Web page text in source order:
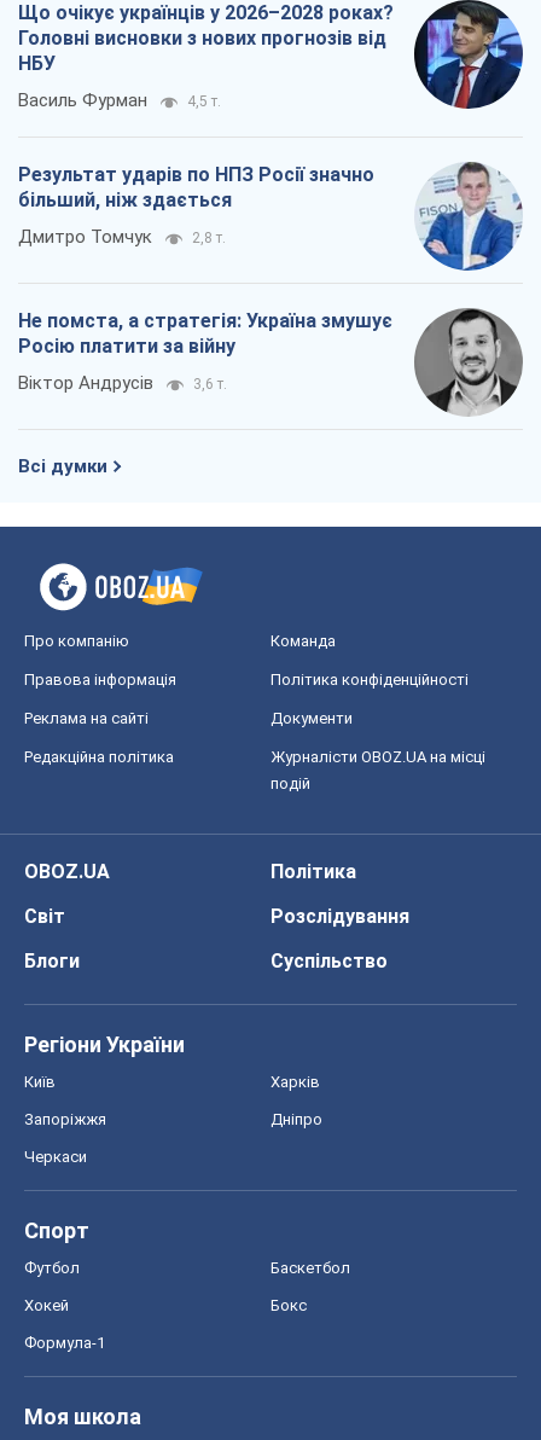
Що очікує українців у 2026–2028 роках?
Головні висновки з нових прогнозів від
НБУ
Василь Фурман 4,5 т.
Результат ударів по НПЗ Росії значно
більший, ніж здається
Дмитро Томчук 2,8 т.
Не помста, а стратегія: Україна змушує
Росію платити за війну
Віктор Андрусів 3,6 т.
Всі думки
Про компанію Команда
Правова інформація Політика конфіденційності
Реклама на сайті Документи
Редакційна політика
Журналісти OBOZ.UA на місці
подій
OBOZ.UA
Політика
Світ
Розслідування
Блоги
Суспільство
Регіони України
Київ Харків
Запоріжжя Дніпро
Черкаси
Спорт
Футбол Баскетбол
Хокей Бокс
Формула-1
Моя школа